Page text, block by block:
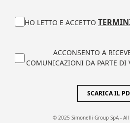
HO LETTO E ACCETTO
ACCONSENTO A
COMUNICAZIONI DA PARTE DI
SCARICA IL
© 2025 Simonelli Group SpA -